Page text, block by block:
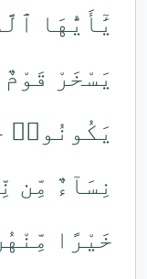
يَٰٓأَيُّهَا
يَسْخَرْ
يَكُونُوا۟
نِسَآءٌ مِّن
خَيْرًا